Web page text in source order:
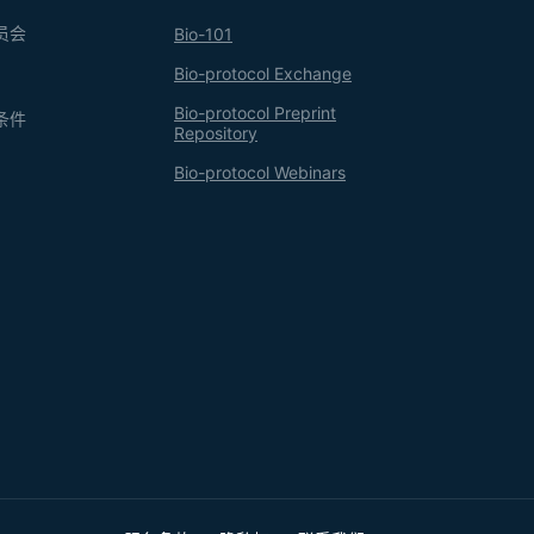
Bio-101
Bio-protocol Exchange
Bio-protocol Preprint
Repository
Bio-protocol Webinars
会
件